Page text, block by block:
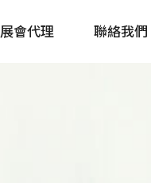
展會代理 聯絡我們